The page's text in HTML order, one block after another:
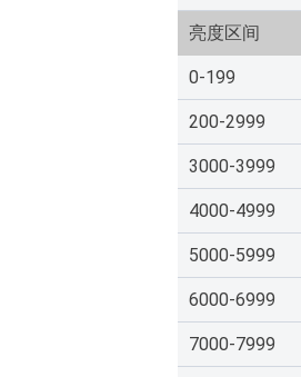
亮度区间
0-199
200-2999
3000-3999
4000-4999
5000-5999
6000-6999
7000-7999